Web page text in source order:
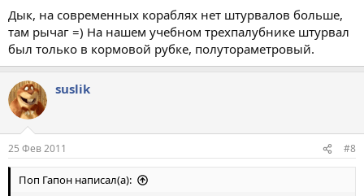
Дык, на современных кораблях нет штурвалов больше,
там рычаг =) На нашем учебном трехпалубнике штурвал
был только в кормовой рубке, полутораметровый.
suslik
25 Фев 2011 #8
Поп Гапон написал(а):